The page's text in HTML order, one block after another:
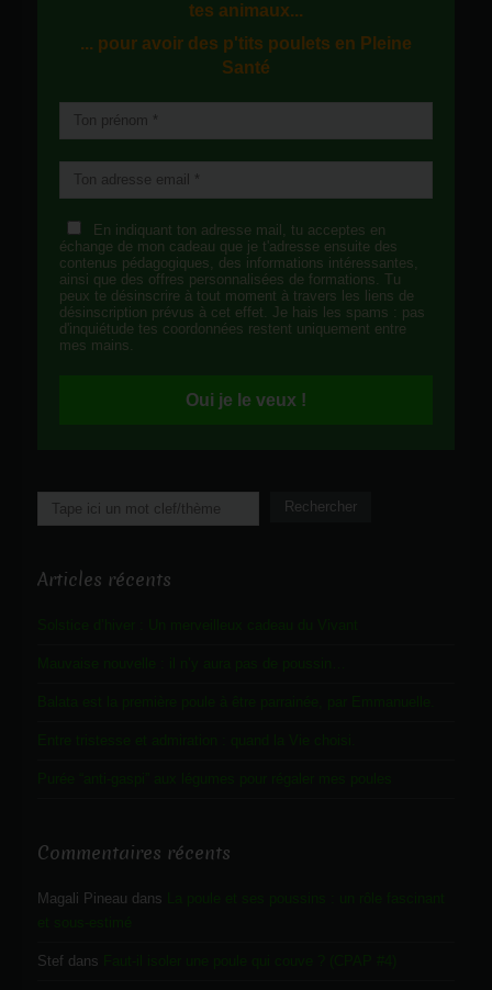
tes animaux...
... pour avoir des p'tits poulets en Pleine
Santé
En indiquant ton adresse mail, tu acceptes en
échange de mon cadeau que je t'adresse ensuite des
contenus pédagogiques, des informations intéressantes,
ainsi que des offres personnalisées de formations. Tu
peux te désinscrire à tout moment à travers les liens de
désinscription prévus à cet effet. Je hais les spams : pas
d'inquiétude tes coordonnées restent uniquement entre
mes mains.
Oui je le veux !
Rechercher Rechercher
Articles récents
Commentaires récents
Magali Pineau dans
Stef dans